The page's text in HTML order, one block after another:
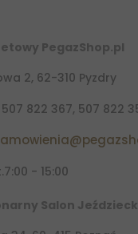
PegazShop.pl
2, 62-310 Pyzdry
822 367, 507 822
7:00 - 15:00
Salon